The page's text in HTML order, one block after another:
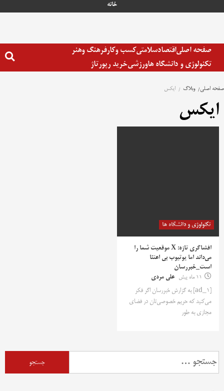
خانه
صفحه اصلیاقتصادسلامتیکسب وکارفرهنگ وهنر
تکنولوژی و دانشگاه هاورزشیخرید رپورتاژ
صفحه اصلی وبلاگ ایکس
ایکس
تکنولوژی و دانشگاه ها
افشاگری تازه: X موقعیت شما را
می‌داند اما یوتیوب بی اعتنا
است_خبررسان
11 ماه پیش
علی مردی
[ad_1] به گزارش خبررسان اگر فکر
می‌کنید که حریم خصوصی‌تان در فضای
مجازی به طور
جستجو
برای: